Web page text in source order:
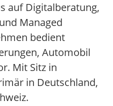
auf Digitalberatung,
Managed
bedient
Automobil
Mit Sitz in
in Deutschland,